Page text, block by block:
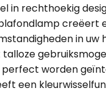
in rechthoekig
creëert
in uw
perfect worden
een
aan je